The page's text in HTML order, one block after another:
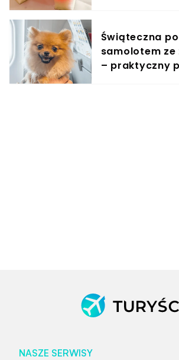
Świąteczna
samolotem
– praktyczny
NASZE SERWISY